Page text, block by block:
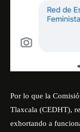
Por lo que la
Tlaxcala (CEDHT),
exhortando a